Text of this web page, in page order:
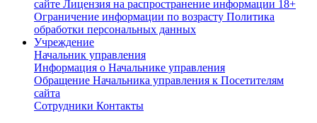
сайте Лицензия на распространение информации 18+
Ограничение информации по возрасту Политика
обработки персональных данных
Учреждение
Начальник управления
Информация о Начальнике управления
Обращение Начальника управления к Посетителям
сайта
Сотрудники Контакты